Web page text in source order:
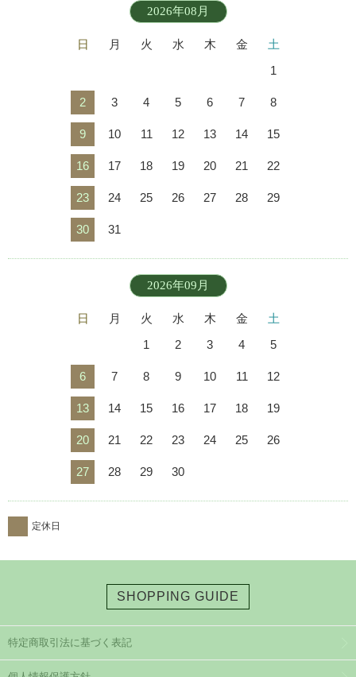
2026年08月
日 月 火 水 木 金
土
1
2 3 4 5 6 7 8
9 10 11 12 13 14 15
16 17 18 19 20 21 22
23 24 25 26 27 28 29
30 31
2026年09月
日 月 火 水 木 金
土
1
2 3 4 5
6 7 8 9 10 11 12
13 14 15 16 17 18 19
20 21 22 23 24 25 26
27 28 29 30
定休日
SHOPPING GUIDE
特定商取引法に基づく表記